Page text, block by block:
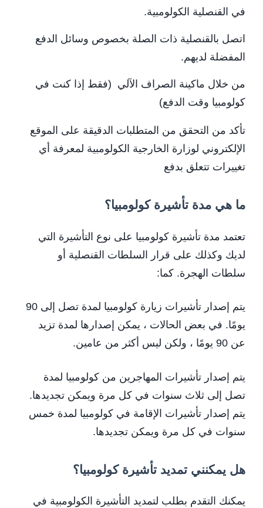
في القنصلية الكولومبية.
اتصل بالقنصلية ذات الصلة بخصوص وسائل الدفع
المفضلة لديهم.
من خلال ماكينة الصراف الآلي (فقط إذا كنت في
كولومبيا وقت الدفع)
تأكد من التحقق من المتطلبات الدقيقة على الموقع
الإلكتروني لوزارة الخارجية الكولومبية لمعرفة أي
تغييرات تتعلق بدفع
ما هي مدة تأشيرة كولومبيا؟
تعتمد مدة تأشيرة كولومبيا على نوع التأشيرة التي
لديك وكذلك على قرار السلطات القنصلية أو
سلطات الهجرة. كما:
يتم إصدار تأشيرات زيارة كولومبيا لمدة تصل إلى 90
يومًا. في بعض الحالات ، يمكن إصدارها لمدة تزيد
عن 90 يومًا ، ولكن ليس أكثر من عامين.
يتم إصدار تأشيرات المهاجرين من كولومبيا لمدة
تصل إلى ثلاث سنوات في كل مرة ويمكن تجديدها.
يتم إصدار تأشيرات الإقامة في كولومبيا لمدة خمس
سنوات في كل مرة ويمكن تجديدها.
هل يمكنني تمديد تأشيرة كولومبيا؟
يمكنك التقدم بطلب لتمديد التأشيرة الكولومبية في